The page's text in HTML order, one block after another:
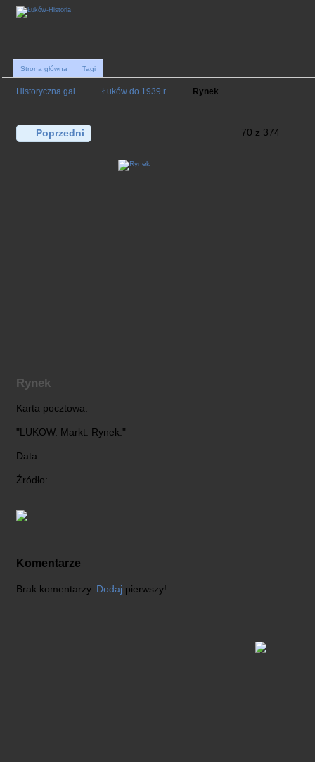
Strona główna Tagi
Historyczna gal… Łuków do 1939 r… Rynek
Poprzedni 70 z 374
Rynek
Karta pocztowa.
"LUKOW. Markt. Rynek."
Data:
Źródło:
Komentarze
Brak komentarzy. Dodaj pierwszy!